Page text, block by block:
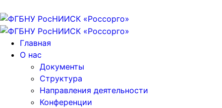
Главная
О нас
Документы
Структура
Направления деятельности
Конференции